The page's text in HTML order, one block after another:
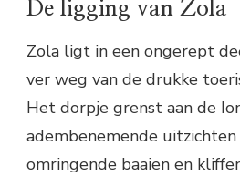
De ligging van Zola
Zola ligt in een ongerept
ver weg van de drukke
Het dorpje grenst aan de
adembenemende
omringende baaien en